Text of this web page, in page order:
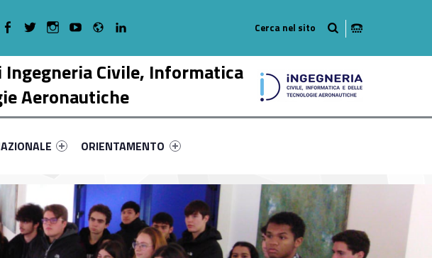
Civile, Informatica
Aeronautiche
24466-51
#link-menu-primary-84791-58
Link identifier #link-menu-primary-77901-68
ORIENTAMENTO
WebMan on Facebook
WebMan on TwitterWebMan on Instagram
WebMan on Youtube
Radio